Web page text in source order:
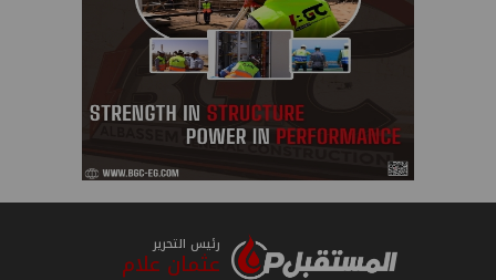
رئيس التحرير
عثمان علام